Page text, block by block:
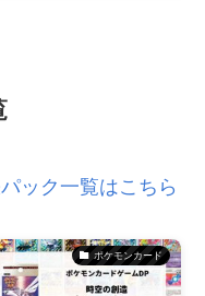
ック一覧はこちら
ポケモンカード